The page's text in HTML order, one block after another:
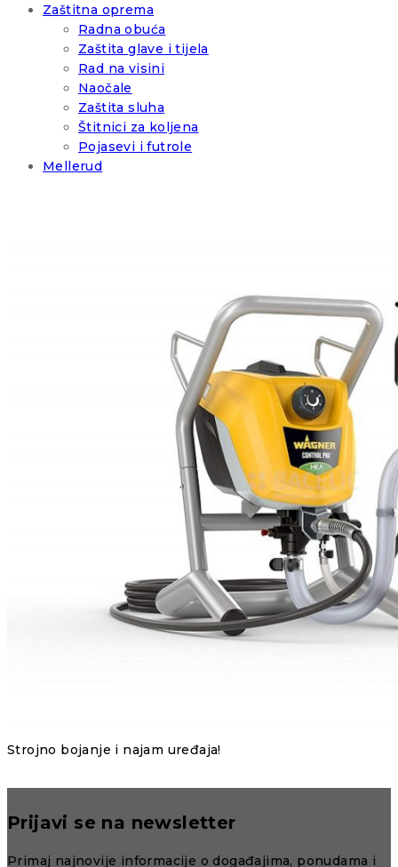
Zaštitna oprema
Radna obuća
Zaštita glave i tijela
Rad na visini
Naočale
Zaštita sluha
Štitnici za koljena
Pojasevi i futrole
Mellerud
Strojno bojanje i najam uređaja!
Prijavi se na newsletter
Primaj najnovije informacije o događajima, ponudama i